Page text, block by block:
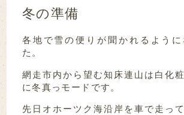
冬の準備
各地で雪の便りが聞かれるよう
た。
網走市内から望む知床連山は白化
に冬真っモードです。
先日オホーツク海沿岸を車で走っ